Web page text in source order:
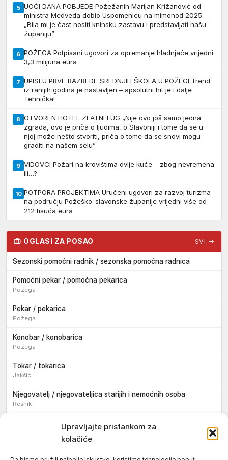
Upravljajte pristankom za
kolačiće
5 UOČI DANA POBJEDE Požežanin Marijan Križanović od
ministra Medveda dobio Uspomenicu na mimohod 2025. –
„Bila mi je čast nositi kninsku zastavu i predstavljati našu
županiju”
6 POŽEGA Potpisani ugovori za opremanje hladnjače vrijedni
3,3 milijuna eura
7 UPISI U PRVE RAZREDE SREDNJIH ŠKOLA U POŽEGI Trend
iz ranijih godina je nastavljen – apsolutni hit je i dalje
Tehnička!
8 OTVOREN HOTEL ZLATNI LUG „Nije ovo još samo jedna
zgrada, ovo je priča o ljudima, o Slavoniji i tome da se u
njoj može nešto stvoriti, priča o tome da se snovi mogu
graditi na našem selu”
9 VIDOVCI Požari na krovištima dvije kuće – zbog nevremena
ili…?
10 POTPORA PROJEKTIMA Uručeni ugovori za razvoj turizma
na području Požeško-slavonske županije vrijedni više od
212 tisuća eura
OGLASI ZA POSAO SVI →
Sezonski pomoćni radnik / sezonska pomoćna radnica
Pomoćni pekar / pomoćna pekarica
Požega
Pekar / pekarica
Požega
Konobar / konobarica
Požega
Tokar / tokarica
Jakšić
Njegovatelj / njegovateljica starijih i nemoćnih osoba
Resnik
Konobar / konobarica